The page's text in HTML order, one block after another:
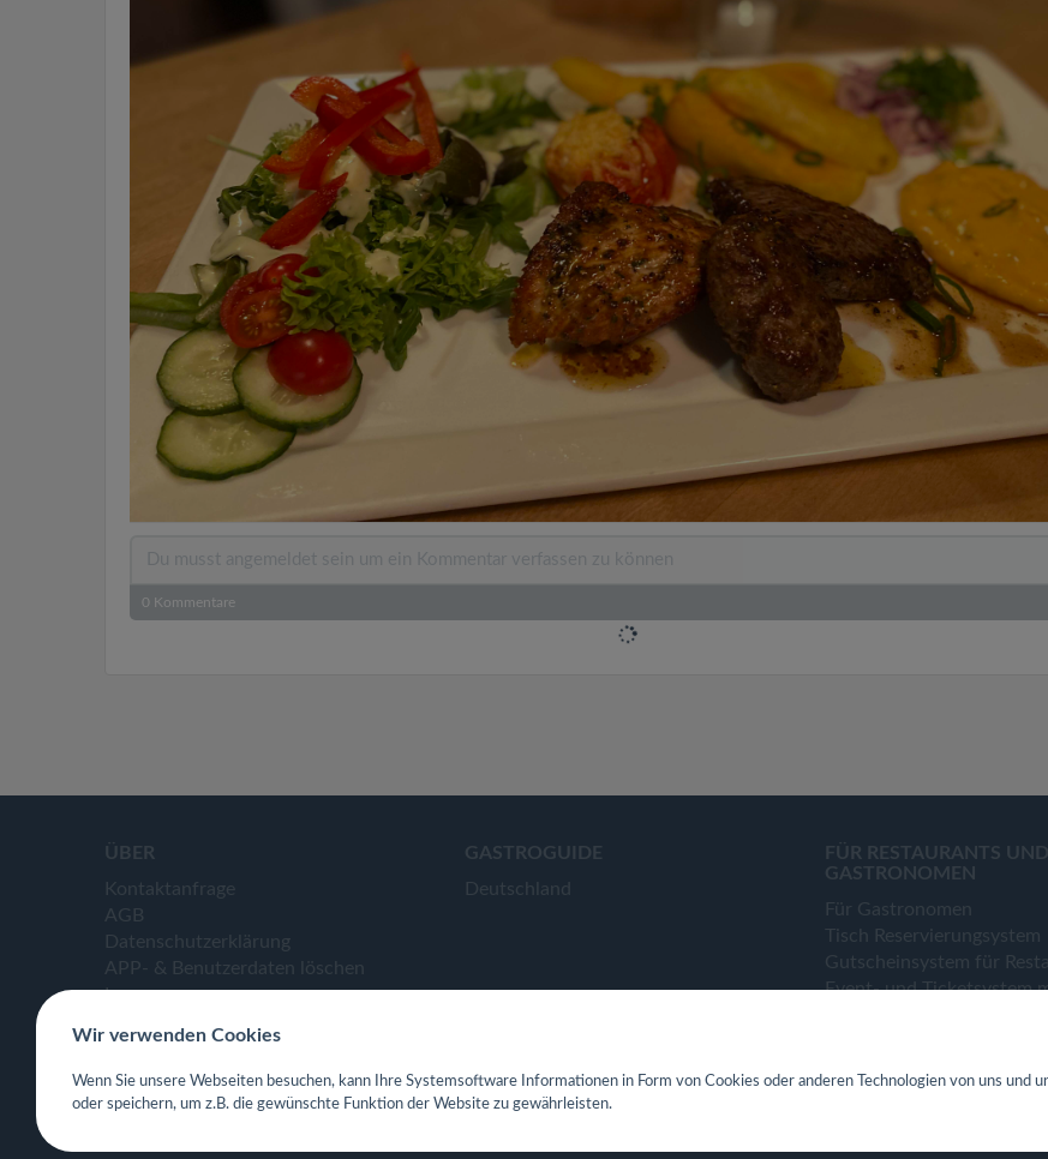
0 Kommentare
ÜBER
Kontaktanfrage
AGB
Datenschutzerklärung
APP- & Benutzerdaten löschen
Impressum
GASTROGUIDE
Deutschland
FÜR RESTAURANTS UND
GASTRONOMEN
Für Gastronomen
Tisch Reservierungsystem
Gutscheinsystem für
Event- und Ticketsystem
Webseiten für Restaurant
Wir verwenden Cookies
Wenn Sie unsere Webseiten besuchen, kann Ihre Systemsoftware Informationen in Form von Cookies oder anderen Technologien von uns und
oder speichern, um z.B. die gewünschte Funktion der Website zu gewährleisten.